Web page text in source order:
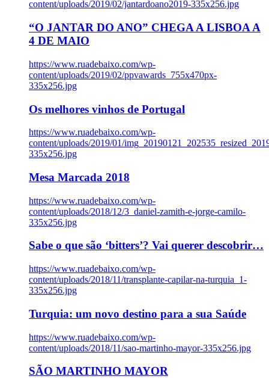
content/uploads/2019/02/jantardoano2019-335x256.jpg
“O JANTAR DO ANO” CHEGA A LISBOA A
4 DE MAIO
https://www.ruadebaixo.com/wp-
content/uploads/2019/02/ppvawards_755x470px-
335x256.jpg
Os melhores vinhos de Portugal
https://www.ruadebaixo.com/wp-
content/uploads/2019/01/
335x256.jpg
Mesa Marcada 2018
https://www.ruadebaixo.com/wp-
content/uploads/2018/12/3_daniel-zamith-e-jorge-camilo-
335x256.jpg
Sabe o que são ‘bitters’? Vai querer descobrir…
https://www.ruadebaixo.com/wp-
content/uploads/2018/11/transplante-capilar-na-turquia_1-
335x256.jpg
Turquia: um novo destino para a sua Saúde
https://www.ruadebaixo.com/wp-
content/uploads/2018/11/sao-martinho-mayor-335x256.jpg
SÃO MARTINHO MAYOR